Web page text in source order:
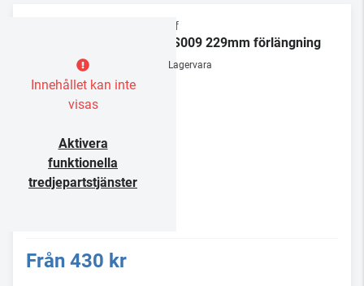
Innehållet kan inte
visas
Aktivera
funktionella
tredjepartstjänster
Chief
CMS009 229mm förlängning
Lagervara
Från 430 kr